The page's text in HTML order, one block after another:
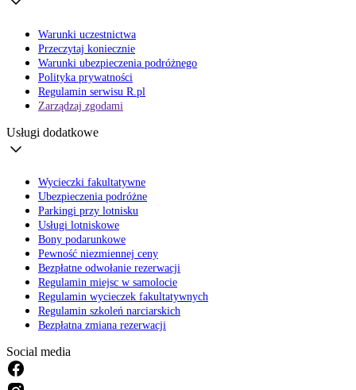
Warunki uczestnictwa
Przeczytaj koniecznie
Warunki ubezpieczenia podróżnego
Polityka prywatności
Regulamin serwisu R.pl
Zarządzaj zgodami
Usługi dodatkowe
Wycieczki fakultatywne
Ubezpieczenia podróżne
Parkingi przy lotnisku
Usługi lotniskowe
Bony podarunkowe
Pewność niezmiennej ceny
Bezpłatne odwołanie rezerwacji
Regulamin miejsc w samolocie
Regulamin wycieczek fakultatywnych
Regulamin szkoleń narciarskich
Bezpłatna zmiana rezerwacji
Social media